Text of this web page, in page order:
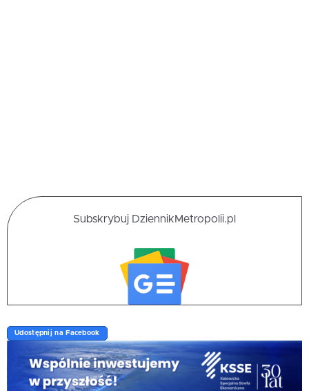
Subskrybuj DziennikMetropolii.pl
Udostępnij na Facebook